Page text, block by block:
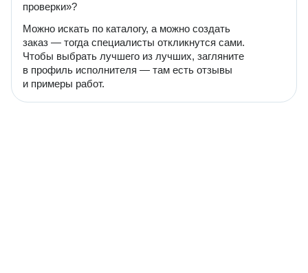
проверки»?
Можно искать по каталогу, а можно создать
заказ — тогда специалисты откликнутся сами.
Чтобы выбрать лучшего из лучших, загляните
в профиль исполнителя — там есть отзывы
и примеры работ.